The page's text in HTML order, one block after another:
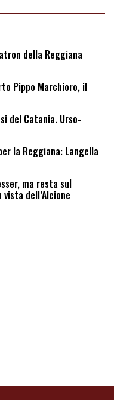
della Reggiana
Pippo Marchioro, il
del Catania. Urso-
la Reggiana: Langella
ma resta sul
dell’Alcione